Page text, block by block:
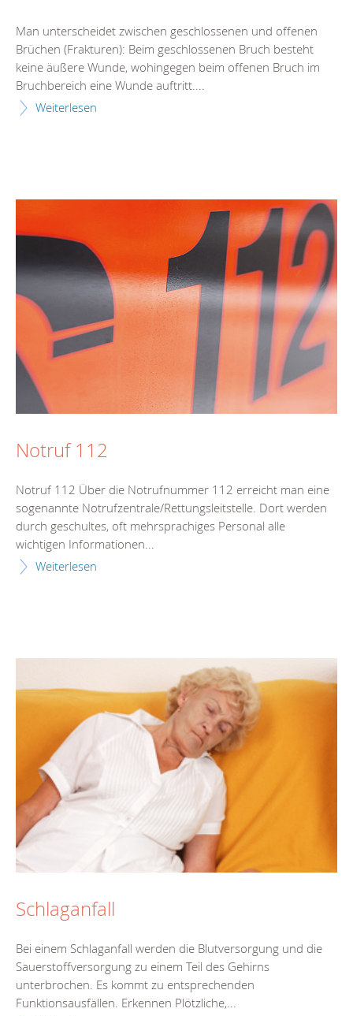
Man unterscheidet zwischen geschlossenen und offenen
Brüchen (Frakturen): Beim geschlossenen Bruch besteht
keine äußere Wunde, wohingegen beim offenen Bruch im
Bruchbereich eine Wunde auftritt....
Weiterlesen
Notruf 112
Notruf 112 Über die Notrufnummer 112 erreicht man eine
sogenannte Notrufzentrale/Rettungsleitstelle. Dort werden
durch geschultes, oft mehrsprachiges Personal alle
wichtigen Informationen...
Weiterlesen
Schlaganfall
Bei einem Schlaganfall werden die Blutversorgung und die
Sauerstoffversorgung zu einem Teil des Gehirns
unterbrochen. Es kommt zu entsprechenden
Funktionsausfällen. Erkennen Plötzliche,...